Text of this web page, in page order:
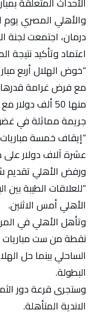
والأهلي المصري يوم
درمان، اجتمعت لجنة
اعتماد وتأكيد نتيجة
“خوض الهلال أربع
مع فرض غرامة قدرها
منها 50 ألف
جريمة مماثلة في
“إيقاف خمسة مباريات
عشرة آلاف دولار
ورفض الأهلي تقديم
“للعلاقات الطيبة
الأهلي أمس الاثنين.
نقطة من ست مباريات
الساحلي بينما حل
البطولة.
وستجرى قرعة دور
الاندية المتأهلة.